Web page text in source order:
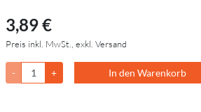
3,89 €
Preis inkl. MwSt., exkl. Versand
- + In den Warenkorb